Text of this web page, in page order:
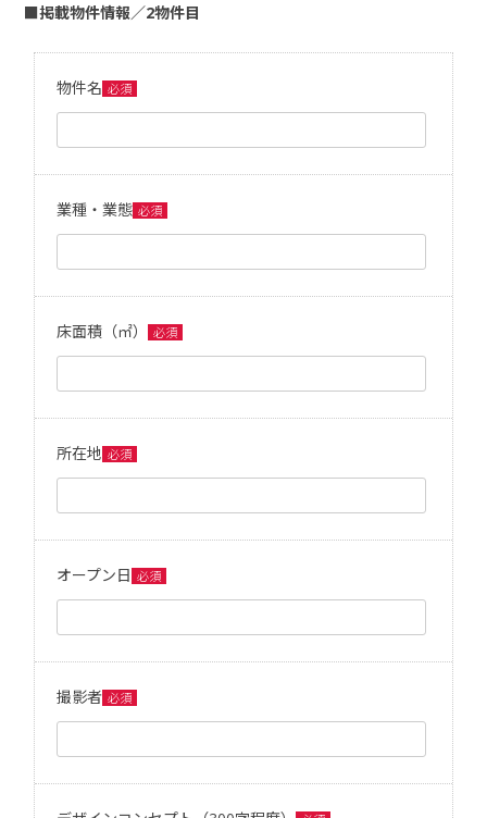
■掲載物件情報／2物件目
物件名 必須
業種・業態 必須
床面積（㎡） 必須
所在地 必須
オープン日 必須
撮影者 必須